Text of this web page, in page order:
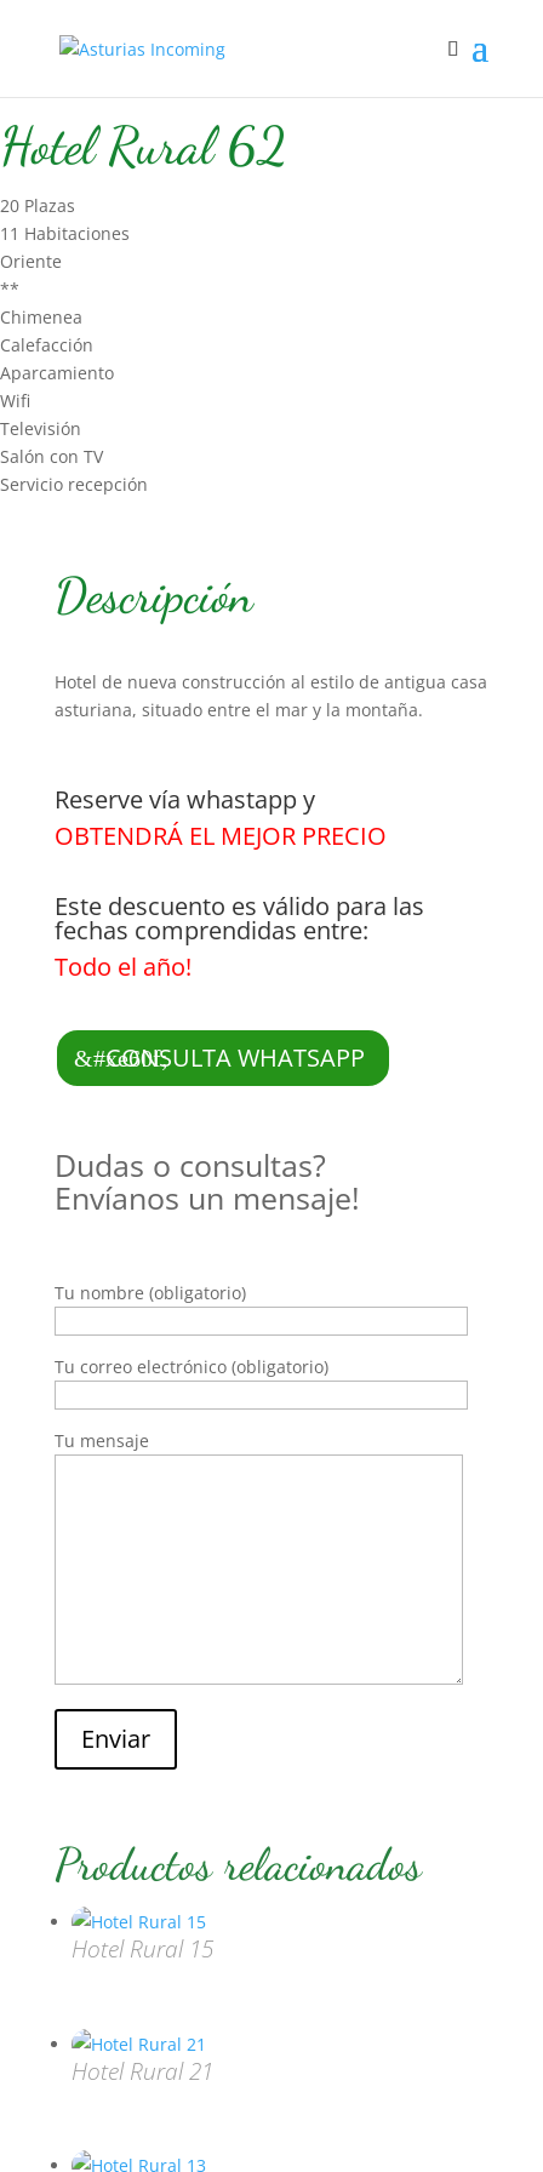
Hotel Rural 62
20 Plazas
11 Habitaciones
Oriente
**
Chimenea
Calefacción
Aparcamiento
Wifi
Televisión
Salón con TV
Servicio recepción
Descripción
Hotel de nueva construcción al estilo de antigua casa
asturiana, situado entre el mar y la montaña.
Reserve vía whastapp y
OBTENDRÁ EL MEJOR PRECIO
Este descuento es válido para las
fechas comprendidas entre:
Todo el año!
CONSULTA WHATSAPP
Dudas o consultas?
Envíanos un mensaje!
Tu nombre (obligatorio)
Tu correo electrónico (obligatorio)
Tu mensaje
Enviar
Productos relacionados
Hotel Rural 15
Hotel Rural 21